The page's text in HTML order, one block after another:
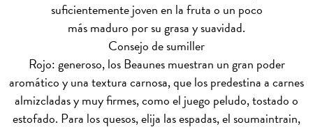
suficientemente joven en la fruta o un poco
más maduro por su grasa y suavidad.
Consejo de sumiller
Rojo: generoso, los Beaunes muestran un gran poder
aromático y una textura carnosa, que los predestina a carnes
almizcladas y muy firmes, como el juego peludo, tostado o
estofado. Para los quesos, elija las espadas, el soumaintrain,